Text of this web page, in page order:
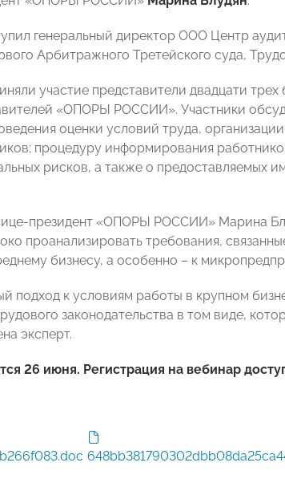
генеральный директор ООО Центр
Арбитражного Третейского суда,
участие представители двадцати
«ОПОРЫ РОССИИ». Участники
оценки условий труда,
процедуру информирования
рисков, а также о предоставляемых
президент «ОПОРЫ РОССИИ» Марина
проанализировать требования,
бизнесу, а особенно – к
подход к условиям работы в крупном
законодательства в том виде,
эксперт.
26 июня. Регистрация на вебинар